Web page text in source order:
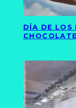
DÍA DE LOS